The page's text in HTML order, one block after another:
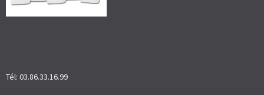
Tél: 03.86.33.16.99